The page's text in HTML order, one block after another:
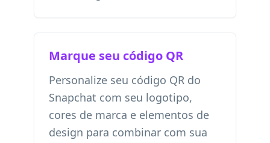
Marque seu código QR
Personalize seu código QR do
Snapchat com seu logotipo,
cores de marca e elementos de
design para combinar com sua